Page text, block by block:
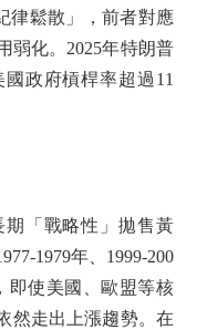
律鬆散」，前者對應
弱化。2025年特朗普
政府槓桿率超過11
「戰略性」拋售黃
1979年、1999-200
即使美國、歐盟等核
然走出上漲趨勢。在